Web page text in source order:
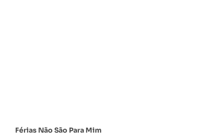
Férias Não São Para Mim